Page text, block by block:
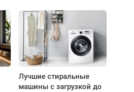
Лучшие стиральные
машины с загрузкой до